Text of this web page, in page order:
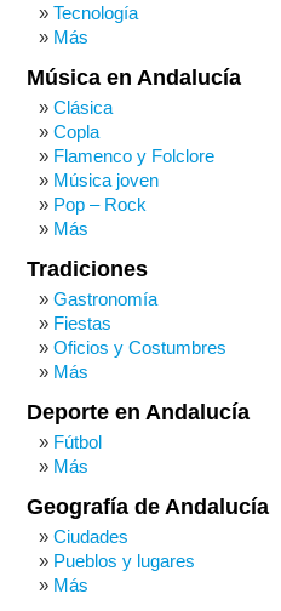
Tecnología
Más
Música en Andalucía
Clásica
Copla
Flamenco y Folclore
Música joven
Pop – Rock
Más
Tradiciones
Gastronomía
Fiestas
Oficios y Costumbres
Más
Deporte en Andalucía
Fútbol
Más
Geografía de Andalucía
Ciudades
Pueblos y lugares
Más